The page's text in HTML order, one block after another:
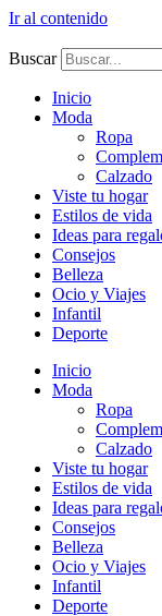
Ir al contenido
Buscar
Inicio
Moda
Ropa
Calzado
Viste tu hogar
Estilos de vida
Ideas para
Consejos
Belleza
Ocio y Viajes
Infantil
Deporte
Inicio
Moda
Ropa
Calzado
Viste tu hogar
Estilos de vida
Ideas para
Consejos
Belleza
Ocio y Viajes
Infantil
Deporte